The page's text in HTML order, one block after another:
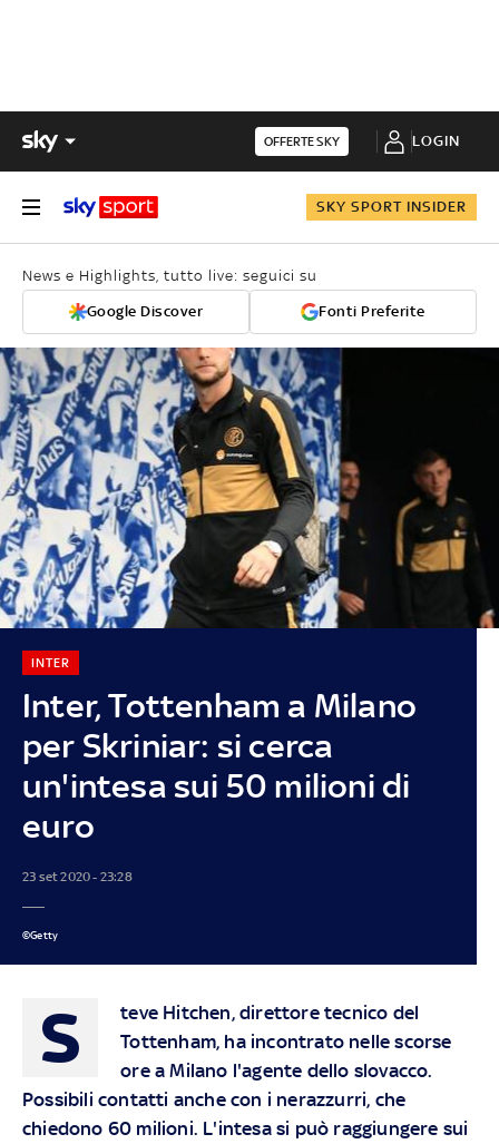
OFFERTE SKY LOGIN
SKY SPORT INSIDER
News e Highlights, tutto live: seguici su
Google Discover Fonti Preferite
Inter, Tottenham a Milano
per Skriniar: si cerca
un'intesa sui 50 milioni di
euro
INTER
23 set 2020 - 23:28
©Getty
S
teve Hitchen, direttore tecnico del
Tottenham, ha incontrato nelle scorse
ore a Milano l'agente dello slovacco.
Possibili contatti anche con i nerazzurri, che
chiedono 60 milioni. L'intesa si può raggiungere sui